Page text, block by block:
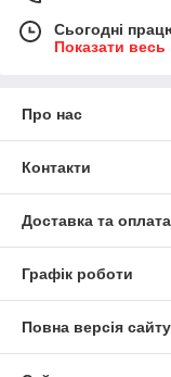
Сьогодні
Показати весь
Про нас
Контакти
Доставка та оплата
Графік роботи
Повна версія сайту